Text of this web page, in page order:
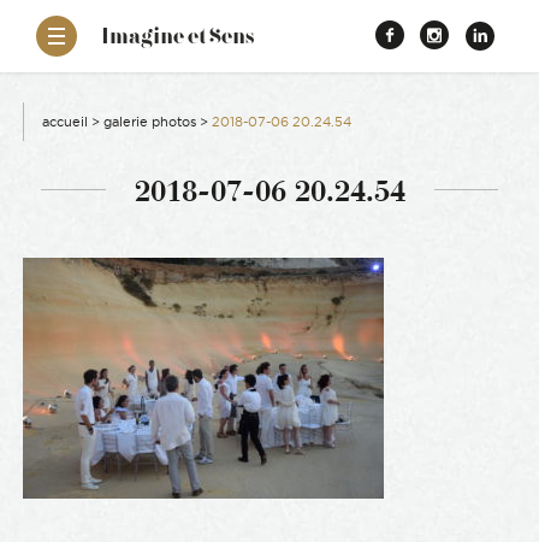
Imagine et Sens–
Événementiel
Communicants
accueil > galerie photos > 2018-07-06 20.24.54
2018-07-06 20.24.54
RSE